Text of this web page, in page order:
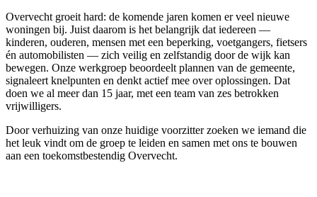
Overvecht groeit hard: de komende jaren komen er veel nieuwe
woningen bij. Juist daarom is het belangrijk dat iedereen —
kinderen, ouderen, mensen met een beperking, voetgangers, fietsers
én automobilisten — zich veilig en zelfstandig door de wijk kan
bewegen. Onze werkgroep beoordeelt plannen van de gemeente,
signaleert knelpunten en denkt actief mee over oplossingen. Dat
doen we al meer dan 15 jaar, met een team van zes betrokken
vrijwilligers.
Door verhuizing van onze huidige voorzitter zoeken we iemand die
het leuk vindt om de groep te leiden en samen met ons te bouwen
aan een toekomstbestendig Overvecht.